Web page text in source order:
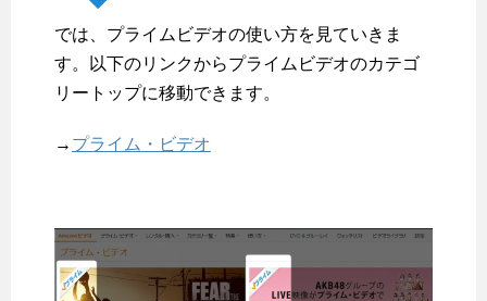
では、プライムビデオの使い方を見ていきま
す。以下のリンクからプライムビデオのカテゴ
リートップに移動できます。
→ プライム・ビデオ